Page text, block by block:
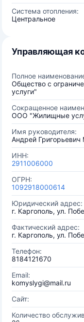
Система отопления:
Центральное
Управляющая
Полное
Общество с
услуги"
Сокращенное
ООО "Жилищные
Имя руководителя:
Андрей Григорьевич
ИНН:
2911006000
ОГРН:
1092918000614
Юридический адрес:
г. Каргополь, ул.
Фактический адрес:
г. Каргополь, ул.
Телефон:
8184121670
Email:
komyslygi@mail.ru
Сайт:
Количество